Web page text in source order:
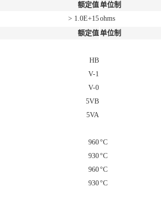
额定值单位制
> 1.0E+15ohms
额定值单位制
HB
V-1
V-0
5VB
5VA
960°C
930°C
960°C
930°C